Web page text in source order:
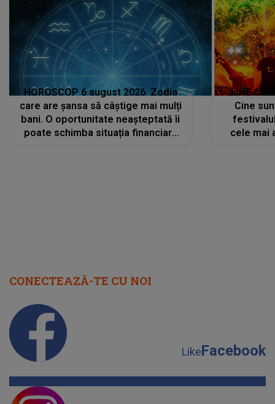
HOROSCOP 6 august 2026. Zodia
care are șansa să câștige mai mulți
bani. O oportunitate neașteptată îi
poate schimba situația financiară
LINE-UP
Cine
cele mai
CONECTEAZĂ-TE CU NOI
LikeFacebook